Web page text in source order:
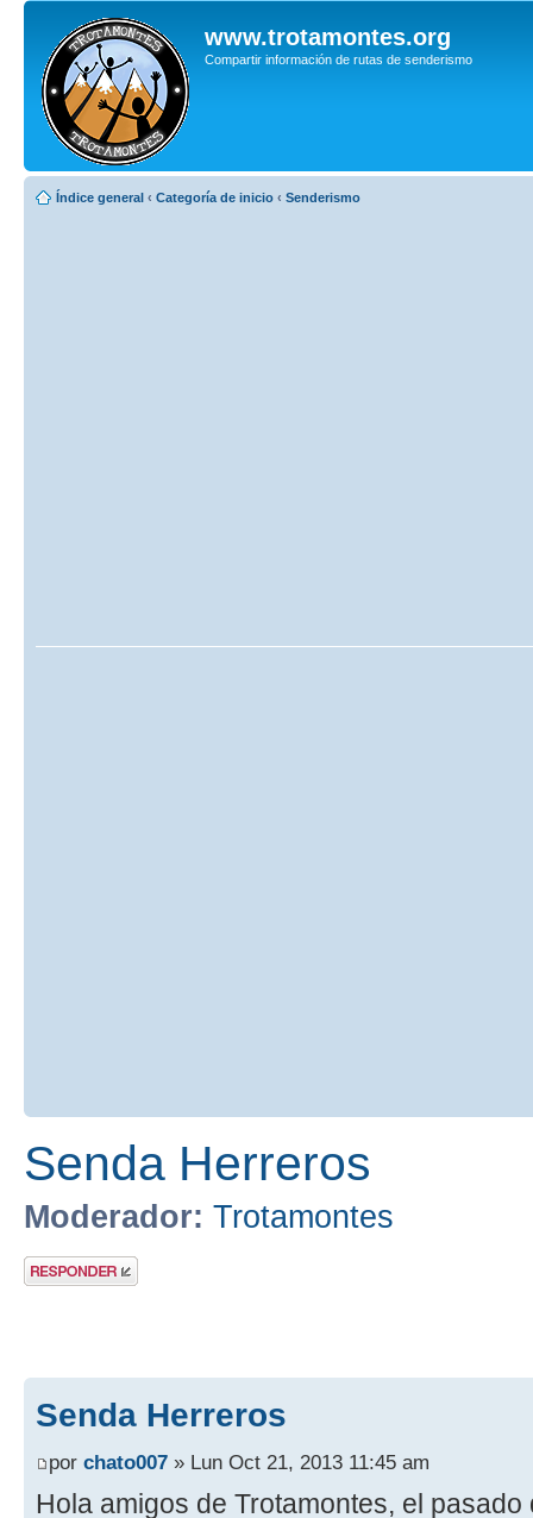
www.trotamontes.org
Compartir información de rutas de senderismo
Índice general ‹ Categoría de inicio ‹ Senderismo
Senda Herreros
Moderador: Trotamontes
Publicar una
respuesta
Senda Herreros
por chato007 » Lun Oct 21, 2013 11:45 am
Hola amigos de Trotamontes, el